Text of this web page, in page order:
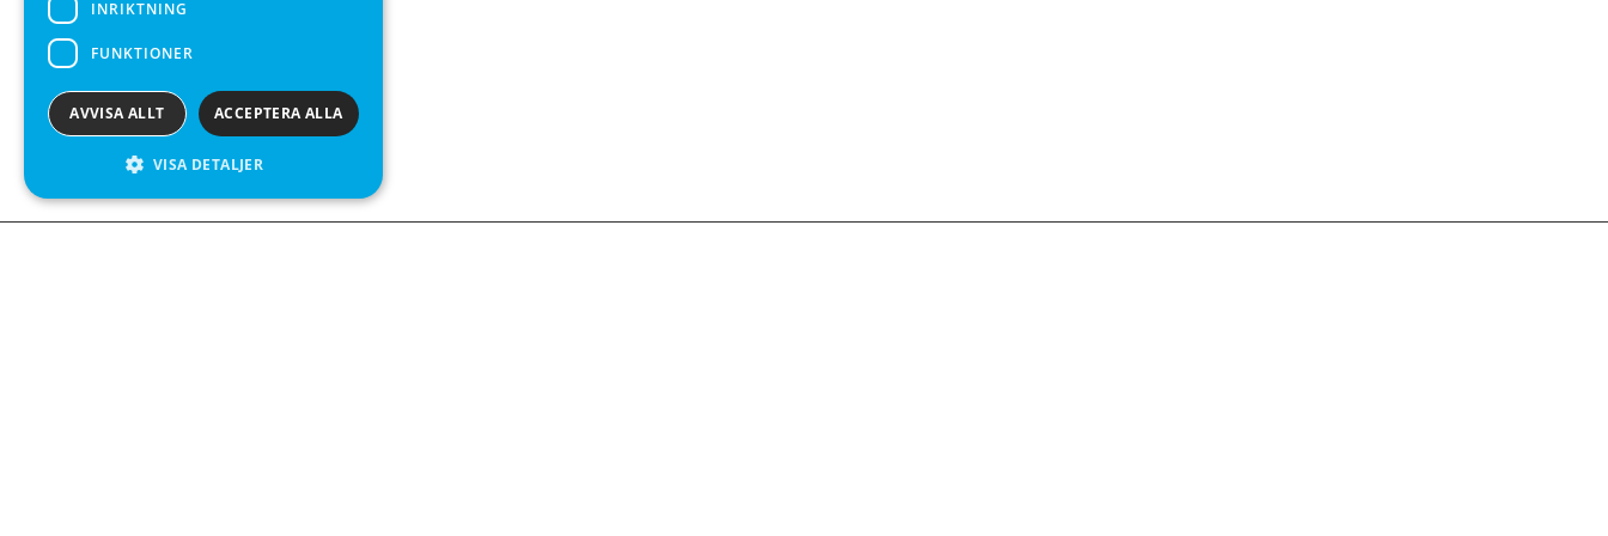
INRIKTNING
FUNKTIONER
ACCEPTERA ALLA
AVVISA ALLT
VISA DETALJER